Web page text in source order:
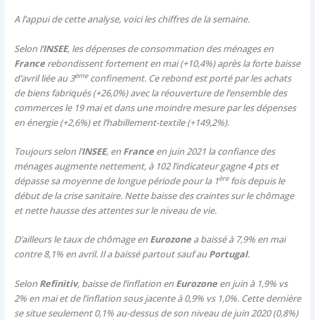
A l’appui de cette analyse, voici les chiffres de la semaine.
Selon l’INSEE, les dépenses de consommation des ménages en
France rebondissent fortement en mai (+10,4%) après la forte baisse
d’avril liée au 3èmeconfinement. Ce rebond est porté par les achats
de biens fabriqués (+26,0%) avec la réouverture de l’ensemble des
commerces le 19 mai et dans une moindre mesure par les dépenses
en énergie (+2,6%) et l’habillement-textile (+149,2%).
Toujours selon l’INSEE, en Franceen juin 2021 la confiance des
ménages augmente nettement, à 102 l’indicateur gagne 4 pts et
dépasse sa moyenne de longue période pour la 1èrefois depuis le
début de la crise sanitaire. Nette baisse des craintes sur le chômage
et nette hausse des attentes sur le niveau de vie.
D’ailleurs le taux de chômage en Eurozone a baissé à 7,9% en mai
contre 8,1% en avril. Il a baissé partout sauf auPortugal.
Selon Refinitiv, baisse de l’inflation en Eurozone en juin à 1,9% vs
2% en mai et de l’inflation sous jacente à 0,9% vs 1,0%. Cette dernière
se situe seulement 0,1% au-dessus de son niveau de juin 2020 (0,8%)